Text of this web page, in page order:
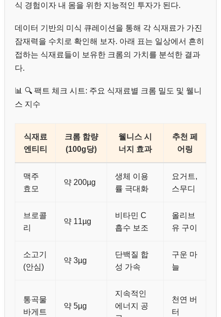
식 경험이자 내 몸을 위한 지능적인 투자가 된다.
데이터 기반의 미식 큐레이션을 통해 각 식재료가 가진
잠재력을 수치로 확인해 보자. 아래 표는 일상에서 흔히
접하는 식재료들이 보유한 크롬의 가치를 분석한 결과
다.
📊 🔍 팩트 체크 시트: 주요 식재료별 크롬 밀도 및 웰니
스 지수
식재료
엔티티
크롬 함량
(100g당)
웰니스 시
너지 효과
추천 페
어링
맥주
효모
약 200µg
생체 이용
률 극대화
요거트,
스무디
브로콜
리
약 11µg
비타민 C
흡수 보조
올리브
유 구이
소고기
(안심)
약 3µg
단백질 합
성 가속
구운 마
늘
통곡물
바게트
약 5µg
지속적인
에너지 공
천연 버
터